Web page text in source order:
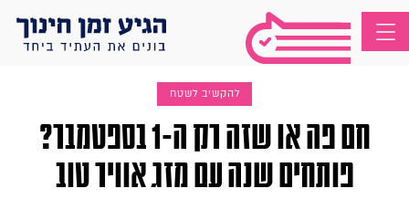
להקשיב לשטח
חם פה או שזה רק ה-1 בספטמבר?
פותחים שנה עם מזג אוויר טוב